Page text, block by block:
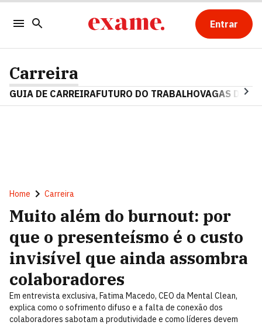
Entrar
Carreira
GUIA DE CARREIRAFUTURO DO TRABALHOVAGAS DE
Home Carreira
Muito além do burnout: por
que o presenteísmo é o custo
invisível que ainda assombra
colaboradores
Em entrevista exclusiva, Fatima Macedo, CEO da Mental Clean,
explica como o sofrimento difuso e a falta de conexão dos
colaboradores sabotam a produtividade e como líderes devem